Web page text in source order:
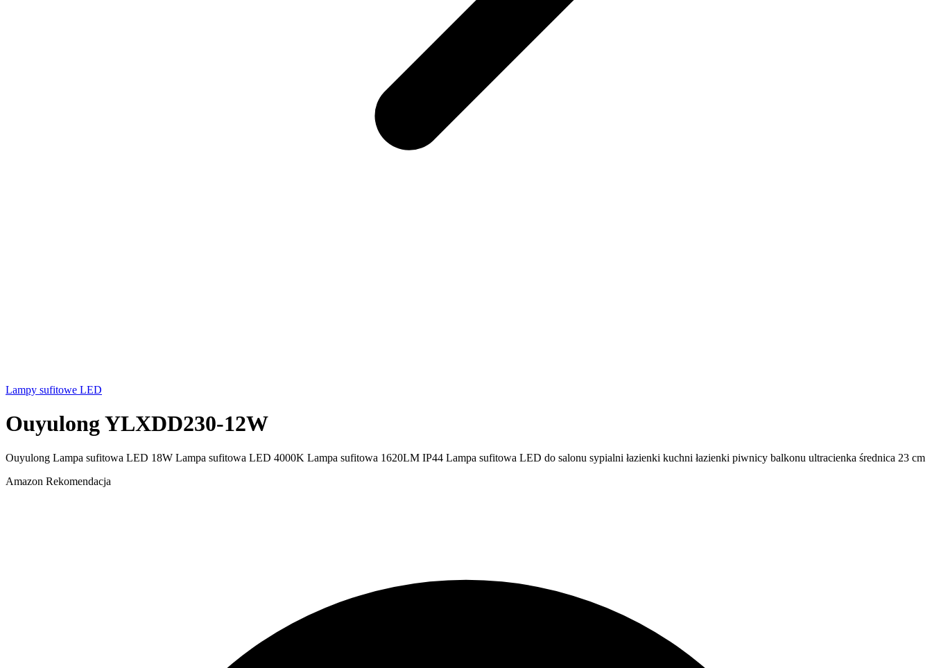
Lampy sufitowe LED
Ouyulong YLXDD230-12W
Ouyulong Lampa sufitowa LED 18W Lampa sufitowa LED 4000K Lampa sufitowa 1620LM IP44 Lampa sufitowa LED do salonu sypialni łazienki kuchni łazienki piwnicy balkonu ultracienka średnica 23 cm
Amazon Rekomendacja